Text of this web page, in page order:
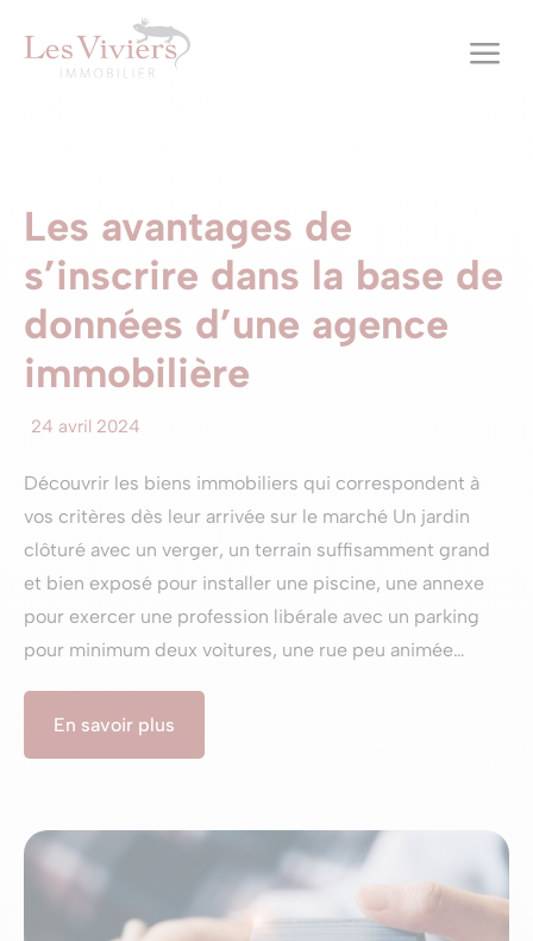
a
Les avantages de
s’inscrire dans la base de
données d’une agence
immobilière
24 avril 2024
Découvrir les biens immobiliers qui correspondent à
vos critères dès leur arrivée sur le marché Un jardin
clôturé avec un verger, un terrain suffisamment grand
et bien exposé pour installer une piscine, une annexe
pour exercer une profession libérale avec un parking
pour minimum deux voitures, une rue peu animée…
En savoir plus